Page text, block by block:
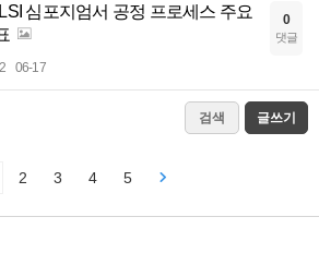
심포지엄서 공정 프로세스 주요
06-17
0
댓글
검색 글쓰기
2 3 4 5